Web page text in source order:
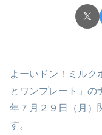
よーいドン！ミルク
とワンプレート」の
年７月２９日（月）
す。